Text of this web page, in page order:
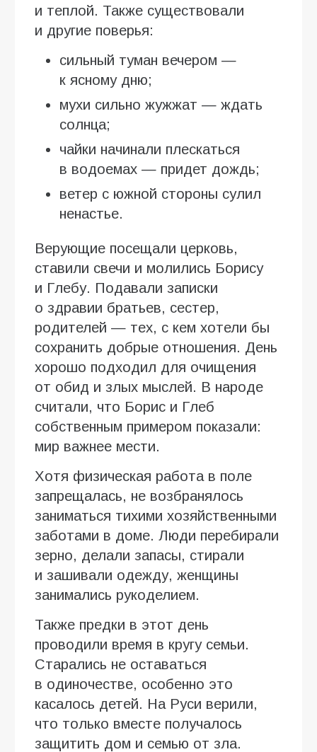
и теплой. Также существовали
и другие поверья:
сильный туман вечером —
к ясному дню;
мухи сильно жужжат — ждать
солнца;
чайки начинали плескаться
в водоемах — придет дождь;
ветер с южной стороны сулил
ненастье.
Верующие посещали церковь,
ставили свечи и молились Борису
и Глебу. Подавали записки
о здравии братьев, сестер,
родителей — тех, с кем хотели бы
сохранить добрые отношения. День
хорошо подходил для очищения
от обид и злых мыслей. В народе
считали, что Борис и Глеб
собственным примером показали:
мир важнее мести.
Хотя физическая работа в поле
запрещалась, не возбранялось
заниматься тихими хозяйственными
заботами в доме. Люди перебирали
зерно, делали запасы, стирали
и зашивали одежду, женщины
занимались рукоделием.
Также предки в этот день
проводили время в кругу семьи.
Старались не оставаться
в одиночестве, особенно это
касалось детей. На Руси верили,
что только вместе получалось
защитить дом и семью от зла.